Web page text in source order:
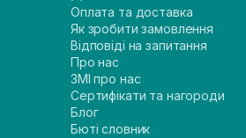
Оплата та доставка
Як зробити замовлення
Відповіді на запитання
Про нас
ЗМІ про нас
Сертифікати та нагороди
Блог
Бюті словник